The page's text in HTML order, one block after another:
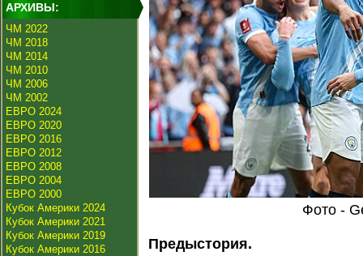
АРХИВЫ:
ЧМ 2022
ЧМ 2018
ЧМ 2014
ЧМ 2010
ЧМ 2006
ЧМ 2002
ЕВРО 2024
ЕВРО 2020
ЕВРО 2016
ЕВРО 2012
ЕВРО 2008
ЕВРО 2004
ЕВРО 2000
Кубок Америки 2024
Кубок Америки 2021
Кубок Америки 2019
Кубок Америки 2016
Фото -
Предыстория.